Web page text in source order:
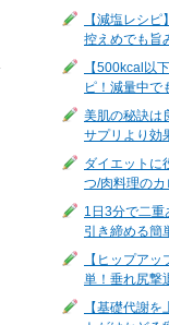
【減塩レシ
控えめでも旨
【500kcal以
ピ！減量中で
美肌の秘訣は
サプリより効
ダイエットに
つ/肉料理の
1日3分で二重
引き締める簡
【ヒップア
単！垂れ尻撃
【基礎代謝